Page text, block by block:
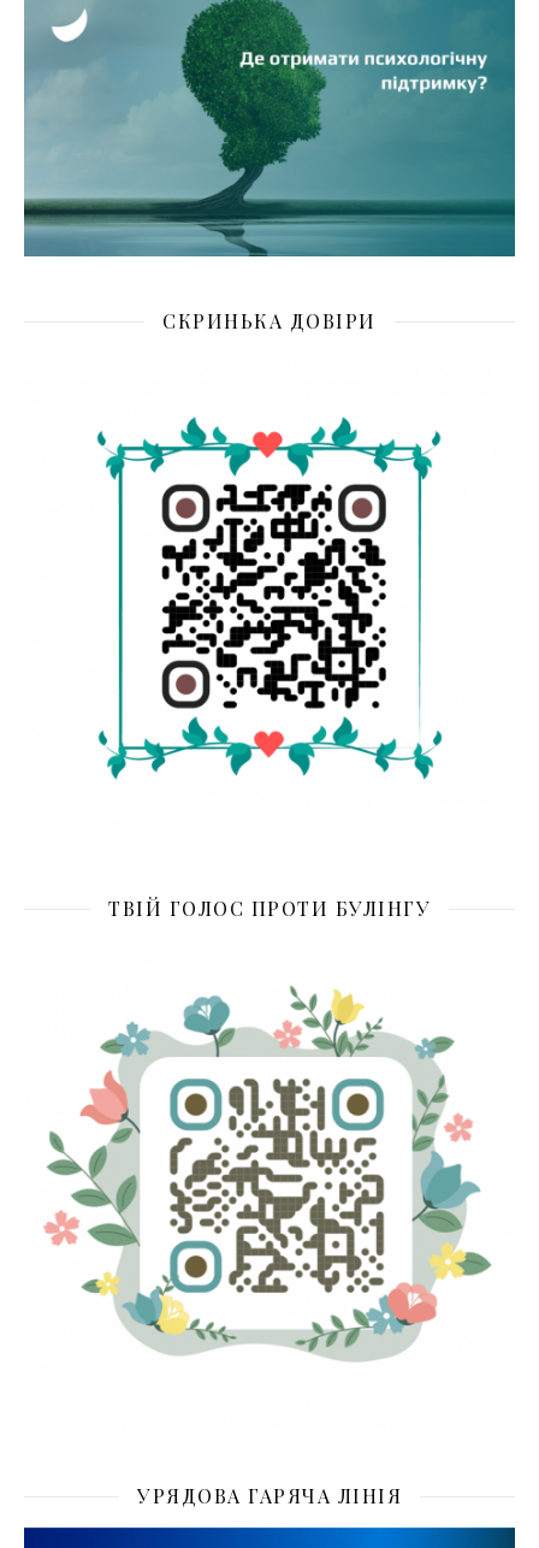
СКРИНЬКА ДОВІРИ
ТВІЙ ГОЛОС ПРОТИ БУЛІНГУ
УРЯДОВА ГАРЯЧА ЛІНІЯ